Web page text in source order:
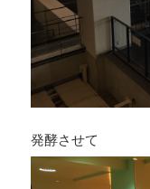
発酵させて